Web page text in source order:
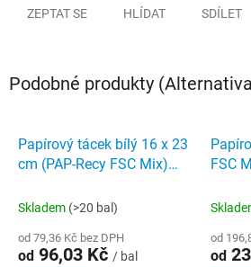
ZEPTAT SE HLÍDAT SDÍLET
Podobné produkty
Papírový tácek bílý 16 x 23
cm (PAP-Recy FSC Mix)
Skladem (>20 bal)
od 79,36 Kč bez DPH
od 96,03 Kč / bal
FSC
od
od